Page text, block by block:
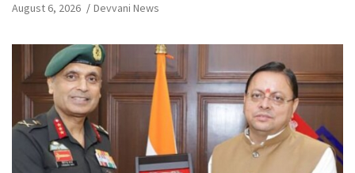
August 6, 2026 Devvani News